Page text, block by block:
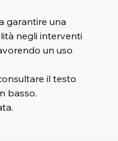
garantire una
negli interventi
un uso
il testo
basso.